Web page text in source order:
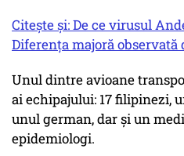
Citește și: De ce virusul
Diferența majoră observată
Unul dintre avioane
ai echipajului: 17 filipinezi,
unul german, dar și un
epidemiologi.